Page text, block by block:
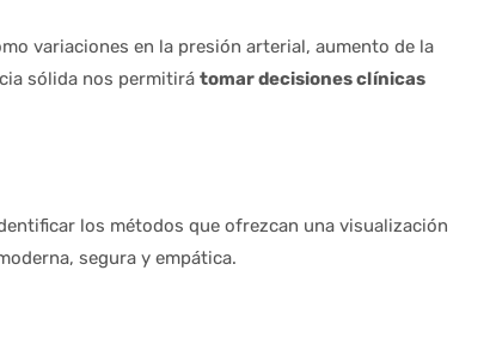
variaciones en la presión arterial, aumento de la
sólida nos permitirá tomar decisiones clínicas
los métodos que ofrezcan una visualización
segura y empática.